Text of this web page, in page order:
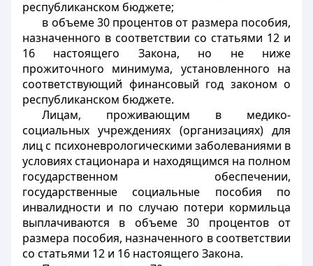
республиканском бюджете;
в объеме 30 процентов от размера пособия,
назначенного в соответствии со статьями 12 и
16 настоящего Закона, но не ниже
прожиточного минимума, установленного на
соответствующий финансовый год законом о
республиканском бюджете.
Лицам, проживающим в медико-
социальных учреждениях (организациях) для
лиц с психоневрологическими заболеваниями в
условиях стационара и находящимся на полном
государственном обеспечении,
государственные социальные пособия по
инвалидности и по случаю потери кормильца
выплачиваются в объеме 30 процентов от
размера пособия, назначенного в соответствии
со статьями 12 и 16 настоящего Закона.